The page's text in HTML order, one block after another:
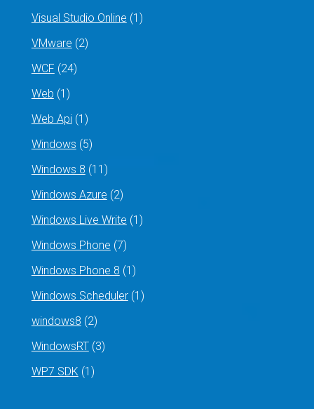
Visual Studio Online (1)
VMware (2)
WCF (24)
Web (1)
Web Api(1)
Windows (5)
Windows 8 (11)
Windows Azure (2)
Windows Live Write (1)
Windows Phone (7)
Windows Phone 8 (1)
Windows Scheduler(1)
windows8 (2)
WindowsRT(3)
WP7 SDK (1)